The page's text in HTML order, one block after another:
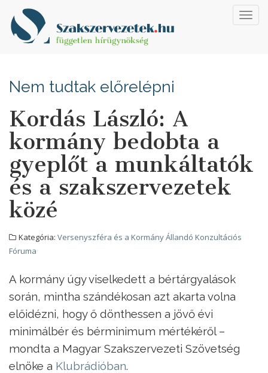
Nem tudtak előrelépni
Kordás László: A
kormány bedobta a
gyeplőt a munkáltatók
és a szakszervezetek
közé
Kategória: Versenyszféra és a Kormány Állandó Konzultációs
Fóruma
A kormány úgy viselkedett a bértárgyalások
során, mintha szándékosan azt akarta volna
előidézni, hogy ő dönthessen a jövő évi
minimálbér és bérminimum mértékéről –
mondta a Magyar Szakszervezeti Szövetség
elnöke a Klubrádióban.